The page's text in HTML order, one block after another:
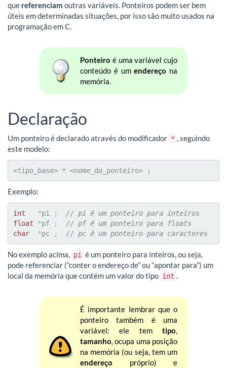
que referenciam outras variáveis. Ponteiros podem ser bem
úteis em determinadas situações, por isso são muito usados na
programação em C.
Ponteiro é uma variável cujo
conteúdo é umendereço na
memória.
Declaração
Um ponteiro é declarado através do modificador * , seguindo
este modelo:
<tipo_base> * <nome_do_ponteiro> ;
Exemplo:
int *pi ;
// pi é um ponteiro para inteiros
float
*pf ;
// pf é um ponteiro para floats
char
*pc ; // pc é um ponteiro para caracteres
No exemplo acima, pi
é um ponteiro para inteiros, ou seja,
pode referenciar (“conter o endereço de” ou “apontar para”) um
local da memória que contém um valor do tipo int .
É importante lembrar que o
ponteiro também é uma
variável: ele temtipo,
tamanho, ocupa uma posição
na memória (ou seja, tem um
endereço próprio) e